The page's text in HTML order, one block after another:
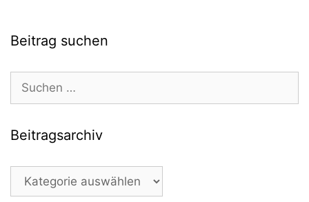
Beitrag suchen
Suchen
nach:
Beitragsarchiv
Beitragsarchiv